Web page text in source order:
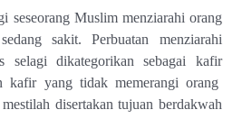
seseorang Muslim menziarahi orang
sakit. Perbuatan menziarahi
selagi dikategorikan sebagai kafir
kafir yang tidak memerangi orang
disertakan tujuan berdakwah